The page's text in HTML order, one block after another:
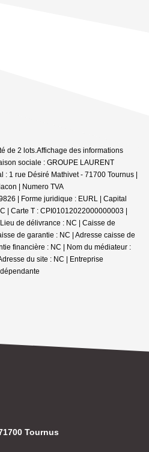
de 2 lots.Affichage des informations
sociale : GROUPE LAURENT
: 1 rue Désiré Mathivet - 71700 Tournus |
| Numero TVA
| Forme juridique : EURL | Capital
| Carte T : CPI01012022000000003 |
de délivrance : NC | Caisse de
de garantie : NC | Adresse caisse de
financière : NC | Nom du médiateur :
du site : NC | Entreprise
Tournus